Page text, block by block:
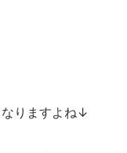
りますよね↓